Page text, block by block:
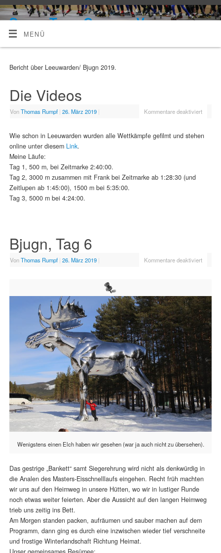
Skate-Team Celle e. V.
MENÜ
Bericht über Leeuwarden/ Bjugn 2019.
Die Videos
VonThomas Rumpf | 26. März 2019 | Kommentare deaktiviert
Wie schon in Leeuwarden wurden alle Wettkämpfe gefilmt und stehen
online unter diesem Link.
Meine Läufe:
Tag 1, 500 m, bei Zeitmarke 2:40:00.
Tag 2, 3000 m zusammen mit Frank bei Zeitmarke ab 1:28:30 (und
Zeitlupen ab 1:45:00), 1500 m bei 5:35:00.
Tag 3, 5000 m bei 4:24:00.
Bjugn, Tag 6
VonThomas Rumpf | 26. März 2019 | Kommentare deaktiviert
Wenigstens einen Elch haben wir gesehen (war ja auch nicht zu übersehen).
Das gestrige „Bankett“ samt Siegerehrung wird nicht als denkwürdig in
die Analen des Masters-Eisschnelllaufs eingehen. Recht früh machten
wir uns auf den Heimweg in unsere Hütten, wo wir in lustiger Runde
noch etwas weiter feierten. Aber die Aussicht auf den langen Heimweg
trieb uns zeitig ins Bett.
Am Morgen standen packen, aufräumen und sauber machen auf dem
Programm, dann ging es durch eine inzwischen wieder tief verschneite
und frostige Winterlandschaft Richtung Heimat.